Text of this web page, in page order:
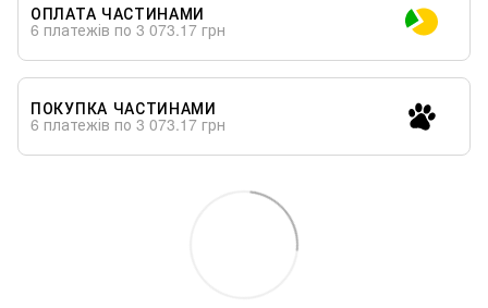
ОПЛАТА ЧАСТИНАМИ
6 платежів по 3 073.17 грн
ПОКУПКА ЧАСТИНАМИ
6 платежів по 3 073.17 грн